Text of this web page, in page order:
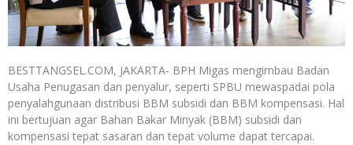
BESTTANGSEL.COM, JAKARTA- BPH Migas mengimbau Badan
Usaha Penugasan dan penyalur, seperti SPBU mewaspadai pola
penyalahgunaan distribusi BBM subsidi dan BBM kompensasi. Hal
ini bertujuan agar Bahan Bakar Minyak (BBM) subsidi dan
kompensasi tepat sasaran dan tepat volume dapat tercapai.